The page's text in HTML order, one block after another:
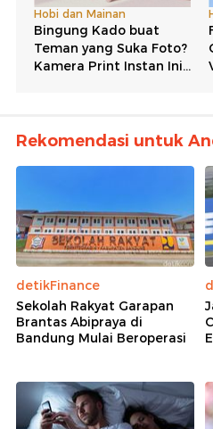
Rekomendasi untuk
detikFinance
Sekolah Rakyat Garapan
Brantas Abipraya di
Bandung Mulai Beroperasi